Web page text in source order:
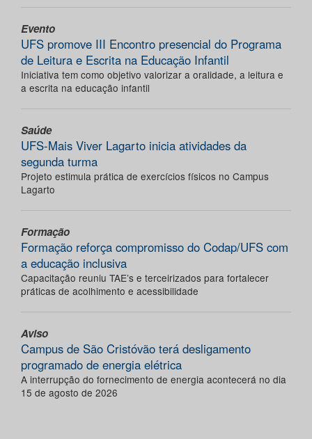
Evento
UFS promove III Encontro presencial do Programa
de Leitura e Escrita na Educação Infantil
Iniciativa tem como objetivo valorizar a oralidade, a leitura e
a escrita na educação infantil
Saúde
UFS-Mais Viver Lagarto inicia atividades da
segunda turma
Projeto estimula prática de exercícios físicos no Campus
Lagarto
Formação
Formação reforça compromisso do Codap/UFS com
a educação inclusiva
Capacitação reuniu TAE’s e terceirizados para fortalecer
práticas de acolhimento e acessibilidade
Aviso
Campus de São Cristóvão terá desligamento
programado de energia elétrica
A interrupção do fornecimento de energia acontecerá no dia
15 de agosto de 2026